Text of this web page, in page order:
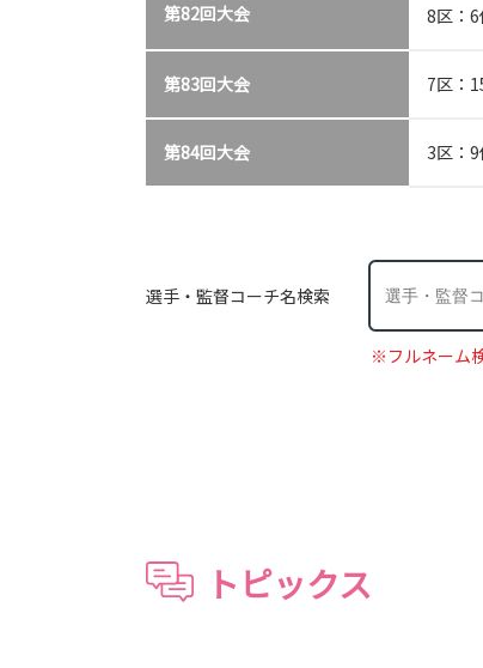
第82回大会 8区：
第83回大会 7区：
第84回大会 3区：
選手・監督コーチ名検索
※フルネーム
トピックス